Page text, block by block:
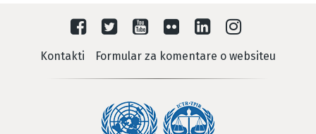
Kontakti Formular za komentare o websiteu